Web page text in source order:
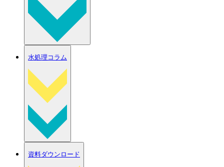
水処理コラム
資料ダウンロード